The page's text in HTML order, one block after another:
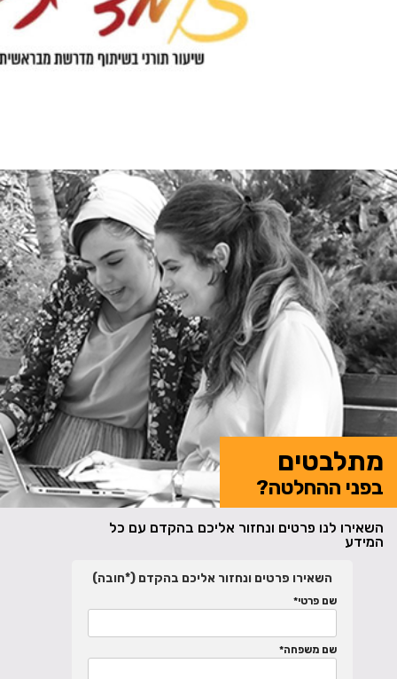
מתלבטים
בפני ההחלטה?
השאירו לנו פרטים ונחזור אליכם בהקדם עם כל
המידע
השאירו פרטים ונחזור אליכם בהקדם (*חובה)
שם פרטי*
שם משפחה*